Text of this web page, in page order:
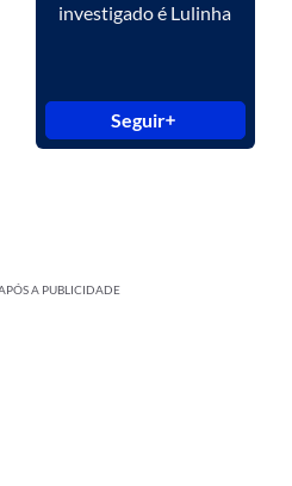
investigado é Lulinha
Seguir
A PUBLICIDADE